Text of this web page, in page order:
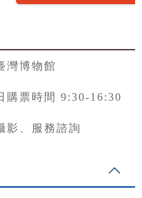
灣博物館
購票時間 9:30-16:30
影、服務諮詢